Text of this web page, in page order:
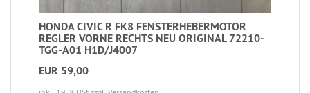
HONDA CIVIC R FK8 FENSTERHEBERMOTOR
REGLER VORNE RECHTS NEU ORIGINAL 72210-
TGG-A01 H1D/J4007
EUR 59,00